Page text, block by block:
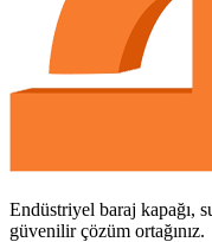
Endüstriyel baraj kapağı,
güvenilir çözüm ortağınız.